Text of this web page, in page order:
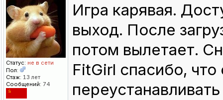
Статус: не в сети
Пол:
Стаж: 13 лет
Сообщений: 74
Игра карявая.
выход. После
потом вылетает.
FitGirl спасибо,